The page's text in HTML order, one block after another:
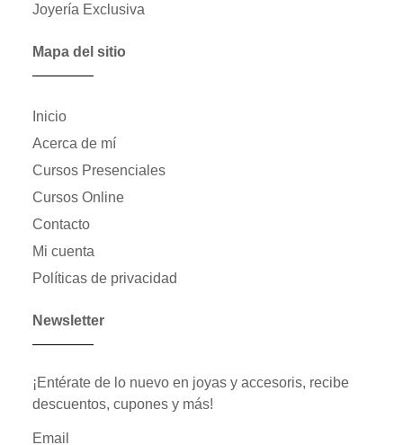
Joyería Exclusiva
Mapa del sitio
Inicio
Acerca de mí
Cursos Presenciales
Cursos Online
Contacto
Mi cuenta
Políticas de privacidad
Newsletter
¡Entérate de lo nuevo en joyas y accesoris, recibe
descuentos, cupones y más!
Email